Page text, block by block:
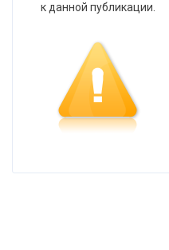
к данной публикации.